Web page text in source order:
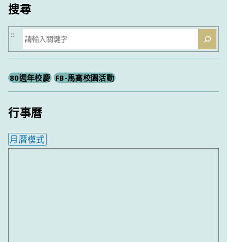
搜尋
搜
尋
:::
80週年校慶 FB-馬高校園活動
行事曆
月曆模式